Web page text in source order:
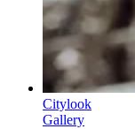
Citylook
Gallery